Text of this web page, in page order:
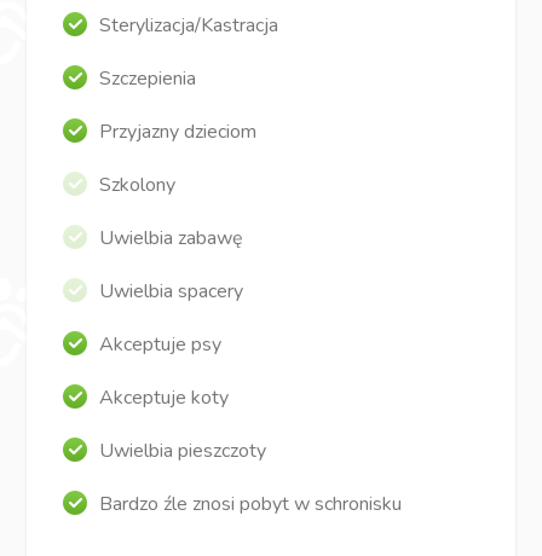
Sterylizacja/Kastracja
Szczepienia
Przyjazny dzieciom
Szkolony
Uwielbia zabawę
Uwielbia spacery
Akceptuje psy
Akceptuje koty
Uwielbia pieszczoty
Bardzo źle znosi pobyt w schronisku